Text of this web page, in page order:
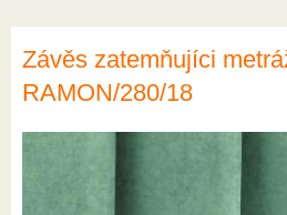
Závěs zatemňujíci
RAMON/280/18